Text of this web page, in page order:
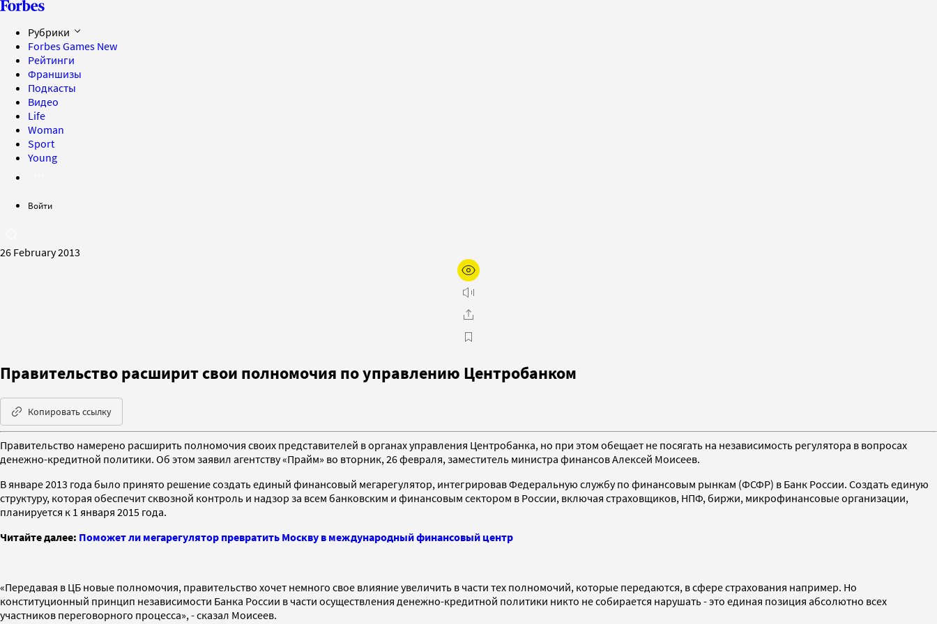
Рубрики
Forbes Games New
Рейтинги
Франшизы
Подкасты
Видео
Life
Woman
Sport
Young
Войти
26 February 2013
Правительство расширит свои полномочия по управлению Центробанком
Копировать ссылку
Правительство намерено расширить полномочия своих представителей в органах управления Центробанка, но при этом обещает не посягать на независимость регулятора в вопросах
денежно-кредитной политики. Об этом заявил агентству «Прайм» во вторник, 26 февраля, заместитель министра финансов Алексей Моисеев.
В январе 2013 года было принято решение создать единый финансовый мегарегулятор, интегрировав Федеральную службу по финансовым рынкам (ФСФР) в Банк России. Создать единую
структуру, которая обеспечит сквозной контроль и надзор за всем банковским и финансовым сектором в России, включая страховщиков, НПФ, биржи, микрофинансовые организации,
планируется к 1 января 2015 года.
Читайте далее: Поможет ли мегарегулятор превратить Москву в международный финансовый центр
«Передавая в ЦБ новые полномочия, правительство хочет немного свое влияние увеличить в части тех полномочий, которые передаются, в сфере страхования например. Но
конституционный принцип независимости Банка России в части осуществления денежно-кредитной политики никто не собирается нарушать - это единая позиция абсолютно всех
участников переговорного процесса», - сказал Моисеев.